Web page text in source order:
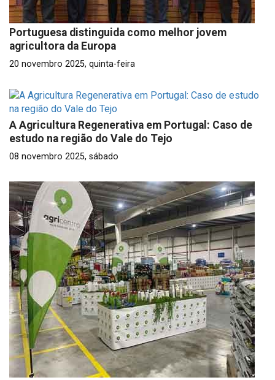
Portuguesa distinguida como melhor jovem
agricultora da Europa
20 novembro 2025, quinta-feira
A Agricultura Regenerativa em Portugal: Caso de
estudo na região do Vale do Tejo
08 novembro 2025, sábado